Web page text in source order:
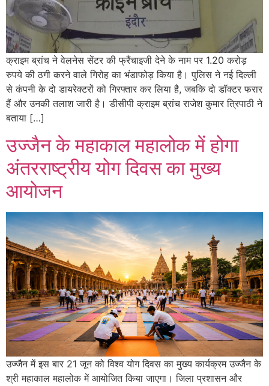
क्राइम ब्रांच ने वेलनेस सेंटर की फ्रैंचाइजी देने के नाम पर 1.20 करोड़
रुपये की ठगी करने वाले गिरोह का भंडाफोड़ किया है। पुलिस ने नई दिल्ली
से कंपनी के दो डायरेक्टरों को गिरफ्तार कर लिया है, जबकि दो डॉक्टर फरार
हैं और उनकी तलाश जारी है। डीसीपी क्राइम ब्रांच राजेश कुमार त्रिपाठी ने
बताया […]
उज्जैन के महाकाल महालोक में होगा
अंतरराष्ट्रीय योग दिवस का मुख्य
आयोजन
उज्जैन में इस बार 21 जून को विश्व योग दिवस का मुख्य कार्यक्रम उज्जैन के
श्री महाकाल महालोक में आयोजित किया जाएगा। जिला प्रशासन और